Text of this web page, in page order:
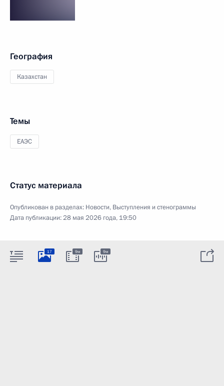
География
Казахстан
Темы
ЕАЭС
Статус материала
Опубликован в разделах: Новости, Выступления и стенограммы
Дата публикации:28 мая 2026 года, 19:50
17 9м 9м